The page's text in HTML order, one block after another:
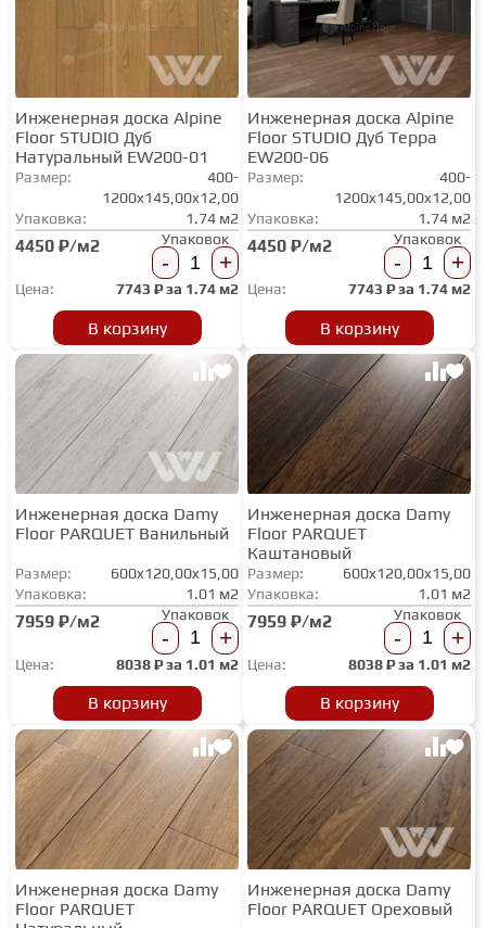
СТУПЕНИ
ФАНЕРА
МИНЕРАЛЬНО-КАМЕННЫЙ
ЛАМИНАТ MSPC
ЛАМИНАТ SWF
Инженерная доска Alpine
Floor STUDIO Дуб
Натуральный EW200-01
Размер:
400-
1200x145,00x12,00
Упаковка:
1.74 м2
4450 ₽/м2 Упаковок
- +
Цена: 7743 ₽ за 1.74 м2
В корзину
Инженерная доска Alpine
Floor STUDIO Дуб Терра
EW200-06
Размер:
400-
1200x145,00x12,00
Упаковка:
1.74 м2
4450 ₽/м2 Упаковок
- +
Цена: 7743 ₽ за 1.74 м2
В корзину
Инженерная доска Damy
Floor PARQUET Ванильный
Размер:
600x120,00x15,00
Упаковка:
1.01 м2
7959 ₽/м2 Упаковок
- +
Цена: 8038₽ за 1.01 м2
В корзину
Инженерная доска Damy
Floor PARQUET
Каштановый
Размер:
600x120,00x15,00
Упаковка:
1.01 м2
7959 ₽/м2 Упаковок
- +
Цена: 8038₽ за 1.01 м2
В корзину
Инженерная доска Damy
Floor PARQUET
Инженерная доска Damy
Floor PARQUET Ореховый